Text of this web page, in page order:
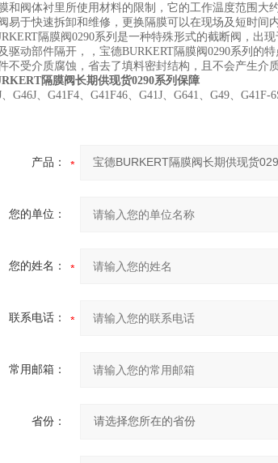
和阀体衬里所使用材料的限制，它的工作温度范围
易于快速拆卸和维修，更换隔膜可以在现场及短时间内
隔膜阀0290系列是一种特殊形式的截断阀，出
驱动部件隔开，，宝德BURKERT隔膜阀0290系列的
不受介质腐蚀，省去了填料密封结构，且不会产生介质
隔膜阀长期供现货0290系列保障
、G46J、G41F4、G41F46、G41J、G641、G49、
产品：
您的单位：
您的姓名：
联系电话：
常用邮箱：
省份：